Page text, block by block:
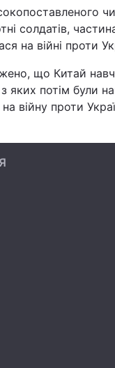
Наука
Лайт
Інциденти
Туризм
солдатів,
на війні проти
що Китай
яких потім були
війну проти